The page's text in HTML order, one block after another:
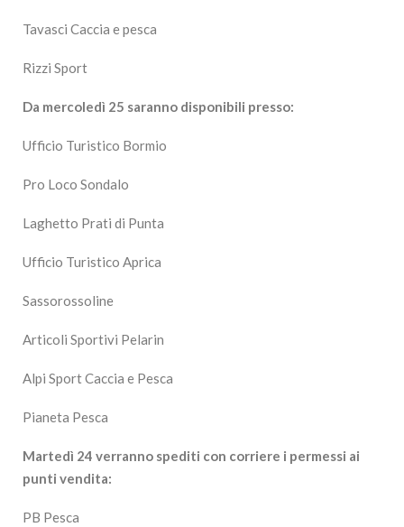
Tavasci Caccia e pesca
Rizzi Sport
Da mercoledì 25 saranno disponibili presso:
Ufficio Turistico Bormio
Pro Loco Sondalo
Laghetto Prati di Punta
Ufficio Turistico Aprica
Sassorossoline
Articoli Sportivi Pelarin
Alpi Sport Caccia e Pesca
Pianeta Pesca
Martedì 24 verranno spediti con corriere i permessi ai
punti vendita:
PB Pesca